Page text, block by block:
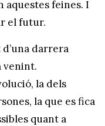
aquestes feines. I
el futur.
darrera
venint.
la dels
la que es fica
quant a